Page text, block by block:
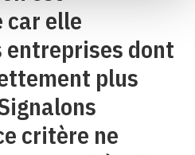
car elle
entreprises dont
plus
critère ne